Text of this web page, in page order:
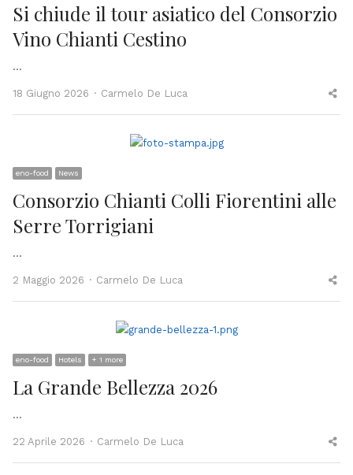
Si chiude il tour asiatico del Consorzio
Vino Chianti Cestino
…
18 Giugno 2026 Author
Carmelo De Luca
eno-food News
Consorzio Chianti Colli Fiorentini alle
Serre Torrigiani
…
2 Maggio 2026 Author
Carmelo De Luca
eno-food Hotels + 1 more
La Grande Bellezza 2026
…
22 Aprile 2026 Author
Carmelo De Luca